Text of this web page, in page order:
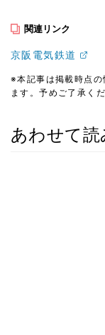
関連リンク
京阪電気鉄道
※本記事は掲載時点の
ます。予めご了承くだ
あわせて読